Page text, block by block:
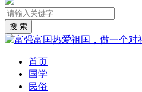
首页
国学
民俗